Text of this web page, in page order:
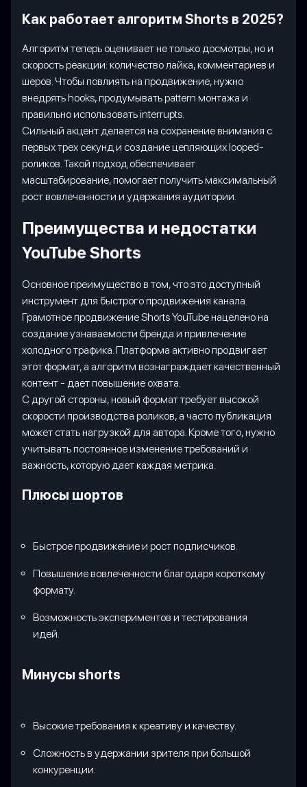
Как работает алгоритм Shorts в 2025?
Алгоритм теперь оценивает не только досмотры, но и
скорость реакции: количество лайка, комментариев и
шеров. Чтобы повлиять на продвижение, нужно
внедрять hooks, продумывать pattern монтажа и
правильно использовать interrupts.
Сильный акцент делается на сохранение внимания с
первых трех секунд и создание цепляющих looped-
роликов. Такой подход обеспечивает
масштабирование, помогает получить максимальный
рост вовлеченности и удержания аудитории.
Преимущества и недостатки
YouTube Shorts
Основное преимущество в том, что это доступный
инструмент для быстрого продвижения канала.
Грамотное продвижение Shorts YouTube нацелено на
создание узнаваемости бренда и привлечение
холодного трафика. Платформа активно продвигает
этот формат, а алгоритм вознаграждает качественный
контент - дает повышение охвата.
С другой стороны, новый формат требует высокой
скорости производства роликов, а часто публикация
может стать нагрузкой для автора. Кроме того, нужно
учитывать постоянное изменение требований и
важность, которую дает каждая метрика.
Плюсы шортов
Быстрое продвижение и рост подписчиков.
Повышение вовлеченности благодаря короткому
формату.
Возможность экспериментов и тестирования
идей.
Минусы shorts
Высокие требования к креативу и качеству.
Сложность в удержании зрителя при большой
конкуренции.